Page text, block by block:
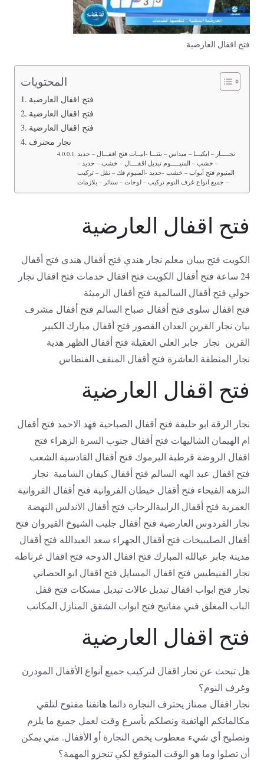
فتح اقفال العارضية
المحتويات
فتح اقفال العارضية
فتح اقفال العارضية
فتح اقفال العارضية
نجار محترف
نجـــــار – ايكيـــا – ميداس – بنتـــا -ابيــات فتح اقفـــال – حديد
– خشب – المنيـــــوم تبديل اقفــــال – خشب – حديد –
المنيوم فتح أبواب – خشب -حديد -المنيوم فك – نقل – تركيب
– جميع انواع غرف النوم تركيب – لوحات – ستائر – بلازمات
فتح اقفال العارضية
الكويت فتح بيبان معلم نجار هندي فتح أقفال هندي فتح أقفال
24 ساعة فتح أقفال الكويت فتح اقفال خدمات فتح اقفال نجار
حولي فتح أقفال السالمية فتح أقفال الرميثة
فتح اقفال سلوى فتح أقفال صباح السالم فتح أقفال مشرف
بيان نجار القرين العدان القصور فتح أقفال مبارك الكبير
القرين نجار جابر العلي العقيلة فتح أقفال الظهر هدية
نجار المنطقة العاشرة فتح أقفال المنقف الفنطاس
فتح اقفال العارضية
نجار الرقة ابو حليفة فتح أقفال الصباحية فهد الاحمد فتح أقفال
ام الهيمان الشاليهات فتح أقفال جنوب السرة الزهراء فتح
اقفال الروضة قرطبة اليرموك فتح أقفال القادسية الشعب
فتح اقفال عبد الهه السالم فتح أقفال كيفان الشامية نجار
النزهه الفيحاء فتح أقفال خيطان الفروانية فتح أقفال الفروانية
العمرية فتح أقفال الرابيةالرحاب فتح أقفال الاندلس النهضة
نجار الفردوس العارضية فتح أقفال جليب الشيوخ القيروان فتح
أقفال الصليبيخات فتح أقفال الجهراء سعد العبدالله فتح أقفال
مدينة جابر عبالله المبارك فتح اقفال الدوحه فتح اقفال غرناطه
نجار الفنيطيس فتح اقفال المسايل فتح اقفال ابو الحصاني
نجار فتح ابواب اقفال تبديل غالات تبديل مسكات فتح قفل
الباب المغلق فني مفاتيح فتح ابواب الشقق المنازل المكاتب
فتح اقفال العارضية
هل تبحث عن نجار اقفال لتركيب جميع أنواع الأقفال المودرن
وغرف النوم؟
نجار اقفال ممتاز يحترف النجارة دائما هاتفنا مفتوح لتلقي
مكالماتكم الهاتفية ونصلكم بأسرع وقت لعمل جميع ما يلزم
وتصليح أي شيء معطوب يخص النجارة أو الأقفال. متي يمكن
أن تصلوا وما هو الوقت المتوقع لكي تنجزو المهمة؟